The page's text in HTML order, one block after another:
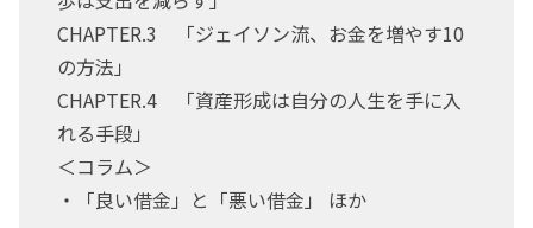
CHAPTER.3 「ジェイソン流、お金を増やす10
の方法」
CHAPTER.4 「資産形成は自分の人生を手に入
れる手段」
＜コラム＞
・「良い借金」と「悪い借金」 ほか